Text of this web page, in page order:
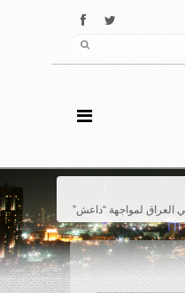
العراق لمواجهة “داعش”